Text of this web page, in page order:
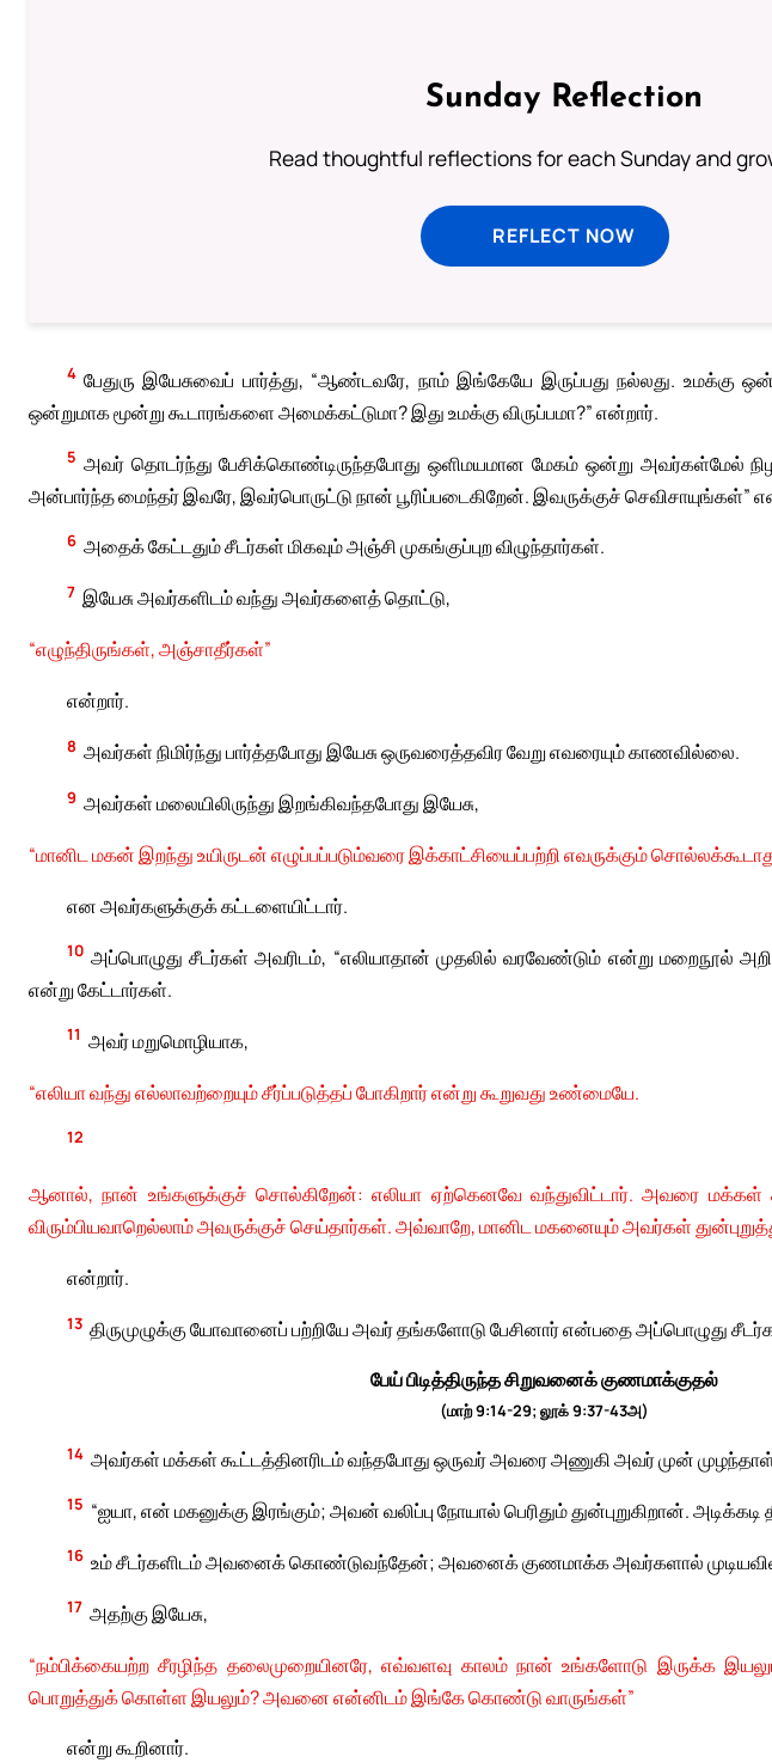
Sunday Reflection
Read thoughtful reflections for each Sunday and
REFLECT NOW
4 பேதுரு இயேசுவைப் பார்த்து, “ஆண்டவரே, நாம் இங்கேயே இருப்பது நல்லது. உமக்கு
ஒன்றுமாக மூன்று கூடாரங்களை அமைக்கட்டுமா? இது உமக்கு விருப்பமா?” என்றார்.
5 அவர் தொடர்ந்து பேசிக்கொண்டிருந்தபோது ஒளிமயமான மேகம் ஒன்று அவர்கள்மேல்
அன்பார்ந்த மைந்தர் இவரே, இவர்பொருட்டு நான் பூரிப்படைகிறேன். இவருக்குச் செவிசாயுங்கள்”
6 அதைக் கேட்டதும் சீடர்கள் மிகவும் அஞ்சி முகங்குப்புற விழுந்தார்கள்.
7 இயேசு அவர்களிடம் வந்து அவர்களைத் தொட்டு,
“எழுந்திருங்கள், அஞ்சாதீர்கள்”
என்றார்.
8 அவர்கள் நிமிர்ந்து பார்த்தபோது இயேசு ஒருவரைத்தவிர வேறு எவரையும் காணவில்லை.
9 அவர்கள் மலையிலிருந்து இறங்கிவந்தபோது இயேசு,
“மானிட மகன் இறந்து உயிருடன் எழுப்பப்படும்வரை இக்காட்சியைப்பற்றி எவருக்கும்
என அவர்களுக்குக் கட்டளையிட்டார்.
10 அப்பொழுது சீடர்கள் அவரிடம், “எலியாதான் முதலில் வரவேண்டும் என்று மறைநூல்
என்று கேட்டார்கள்.
11 அவர் மறுமொழியாக,
“எலியா வந்து எல்லாவற்றையும் சீர்ப்படுத்தப் போகிறார் என்று கூறுவது உண்மையே.
12
ஆனால், நான் உங்களுக்குச் சொல்கிறேன்: எலியா ஏற்கெனவே வந்துவிட்டார். அவரை
விரும்பியவாறெல்லாம் அவருக்குச் செய்தார்கள். அவ்வாறே, மானிட மகனையும் அவர்கள்
என்றார்.
13 திருமுழுக்கு யோவானைப் பற்றியே அவர் தங்களோடு பேசினார் என்பதை அப்பொழுது
பேய் பிடித்திருந்த சிறுவனைக் குணமாக்குதல்
(மாற் 9:14-29; லூக் 9:37-43அ)
14 அவர்கள் மக்கள் கூட்டத்தினரிடம் வந்தபோது ஒருவர் அவரை அணுகி அவர் முன் முழந்தாள்
15 “ஐயா, என் மகனுக்கு இரங்கும்; அவன் வலிப்பு நோயால் பெரிதும் துன்புறுகிறான்.
16 உம் சீடர்களிடம் அவனைக் கொண்டுவந்தேன்; அவனைக் குணமாக்க அவர்களால்
17 அதற்கு இயேசு,
“நம்பிக்கையற்ற சீரழிந்த தலைமுறையினரே, எவ்வளவு காலம் நான் உங்களோடு இருக்க
பொறுத்துக் கொள்ள இயலும்? அவனை என்னிடம் இங்கே கொண்டு வாருங்கள்”
என்று கூறினார்.